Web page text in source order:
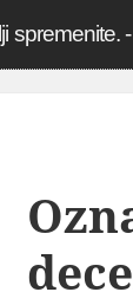
spremenite.-